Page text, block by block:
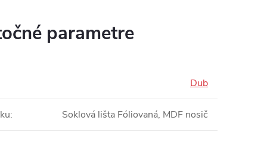
parametre
Dub
: Soklová lišta Fóliovaná, MDF nosič